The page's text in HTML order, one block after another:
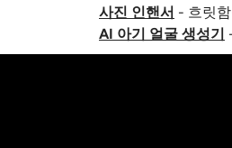
사진 인핸서 - 흐릿
AI 아기 얼굴 생성기